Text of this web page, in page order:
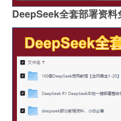
DeepSeek全套部署资料